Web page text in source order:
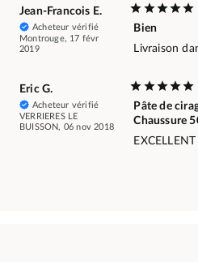
Jean-Francois E.
Acheteur vérifié
Montrouge, 17 févr
2019
Bien
Livraison
Eric G.
Acheteur vérifié
VERRIERES LE
BUISSON, 06 nov 2018
Pâte de
Chaussure
EXCELLENT